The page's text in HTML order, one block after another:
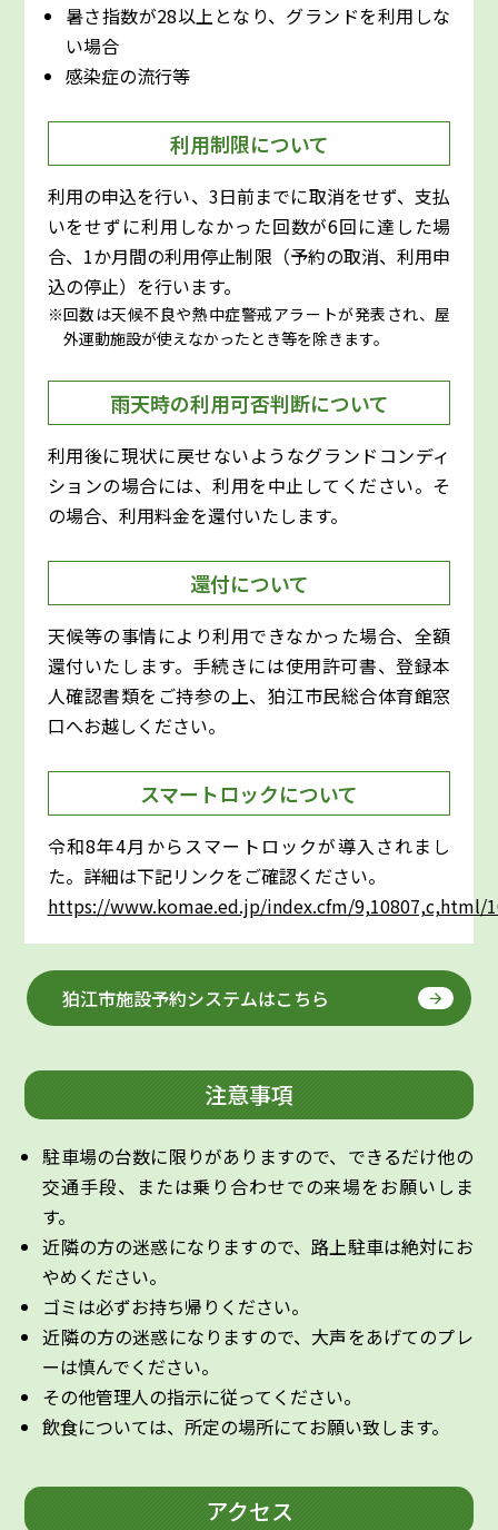
暑さ指数が28以上となり、グランドを利用しな
い場合
感染症の流行等
利用制限について
利用の申込を行い、3日前までに取消をせず、支払
いをせずに利用しなかった回数が6回に達した場
合、1か月間の利用停止制限（予約の取消、利用申
込の停止）を行います。
回数は天候不良や熱中症警戒アラートが発表され、屋
外運動施設が使えなかったとき等を除きます。
雨天時の利用可否判断について
利用後に現状に戻せないようなグランドコンディ
ションの場合には、利用を中止してください。そ
の場合、利用料金を還付いたします。
還付について
天候等の事情により利用できなかった場合、全額
還付いたします。手続きには使用許可書、登録本
人確認書類をご持参の上、狛江市民総合体育館窓
口へお越しください。
スマートロックについて
令和8年4月からスマートロックが導入されまし
た。詳細は下記リンクをご確認ください。
https://www.komae.ed.jp/index.cfm/9,10807,c,html/
狛江市施設予約システムはこちら
注意事項
駐車場の台数に限りがありますので、できるだけ他の
交通手段、または乗り合わせでの来場をお願いしま
す。
近隣の方の迷惑になりますので、路上駐車は絶対にお
やめください。
ゴミは必ずお持ち帰りください。
近隣の方の迷惑になりますので、大声をあげてのプレ
ーは慎んでください。
その他管理人の指示に従ってください。
飲食については、所定の場所にてお願い致します。
アクセス